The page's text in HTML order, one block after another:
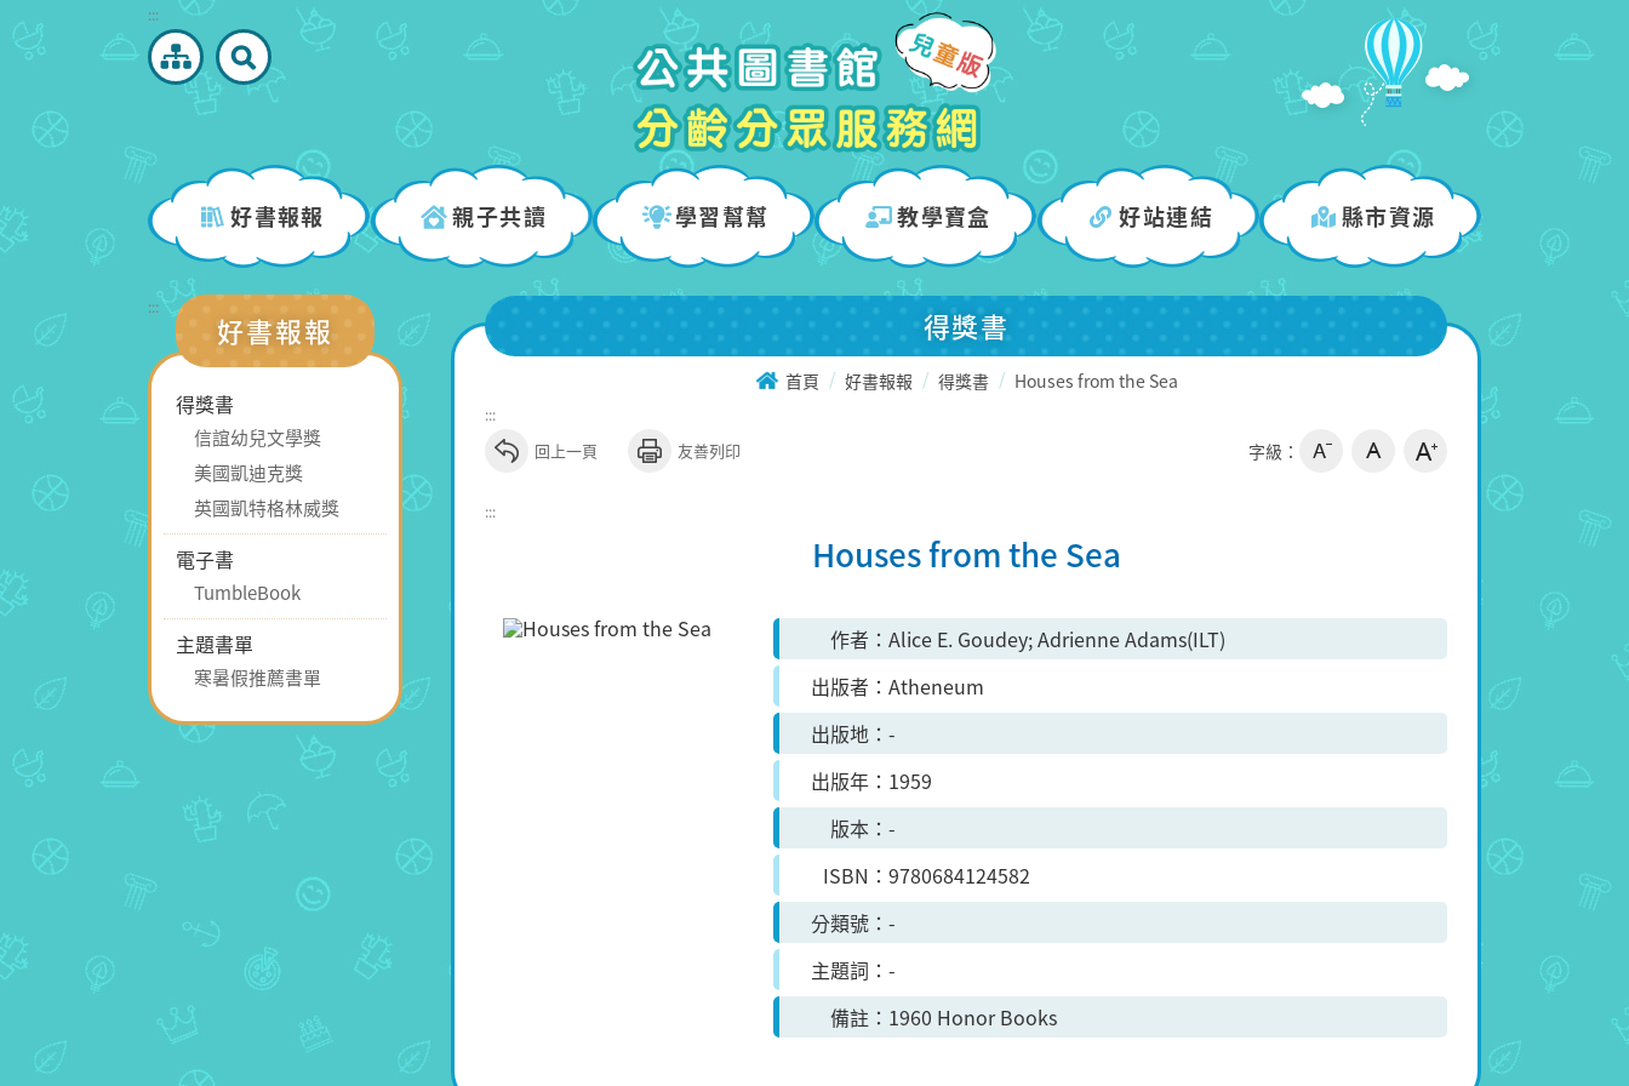
到
塊
:::
好書報報 親子共讀 學習幫幫 教學寶盒 好站連結 縣市資源
:::
好書報報
得獎書
信誼幼兒文學獎
美國凱迪克獎
英國凱特格林威獎
電子書
TumbleBook
主題書單
寒暑假推薦書單
得獎書
首頁 好書報報 得獎書 Houses from the Sea
:::
回上一頁 友善列印 字級：
:::
Houses from the Sea
作者
Alice E. Goudey; Adrienne Adams(ILT)
出版者
Atheneum
出版地
-
出版年
1959
版本
-
ISBN
9780684124582
分類號
-
主題詞
-
備註
1960 Honor Books